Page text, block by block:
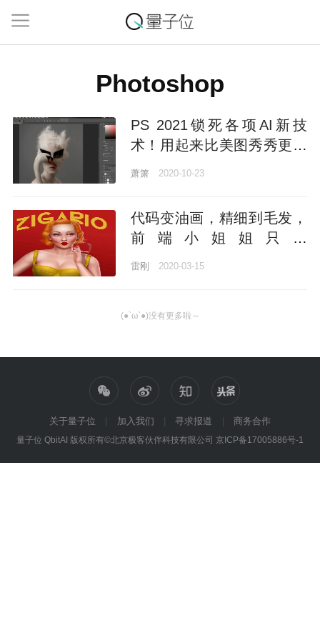
Photoshop
PS 2021锁死各项AI新技
术！用起来比美图秀秀更简
单，几个键搞定老照片修
萧箫 2020-10-23
代码变油画，精细到毛发，
前端小姐姐只用
HTML+CSS，让美术也惊叹
雷刚 2020-03-15
(●`ω`●)没有更多啦～
关于量子位 加入我们 寻求报道
商务合作
量子位 QbitAI 版权所有©北京极客伙伴科技有限公司 京ICP备17005886号-1